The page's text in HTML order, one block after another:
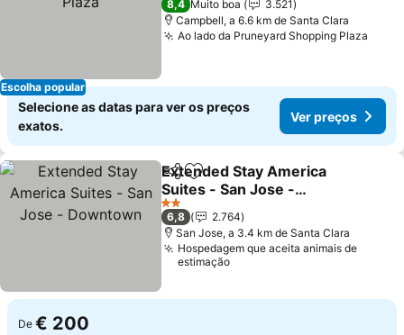
Escolha popular
8,4 Muito boa
3.521
Campbell, a 6.6 km de Santa Clara
Ao lado da Pruneyard Shopping Plaza
Selecione as datas para ver os preços
exatos.
Ver preços
PartilharAdicionar aos favoritos
Extended Stay America
Suites - San Jose -
Downtown
Ver preços
2 Estrelas
6,8
2.764
San Jose, a 3.4 km de Santa Clara
Hospedagem que aceita animais de
estimação
De € 200